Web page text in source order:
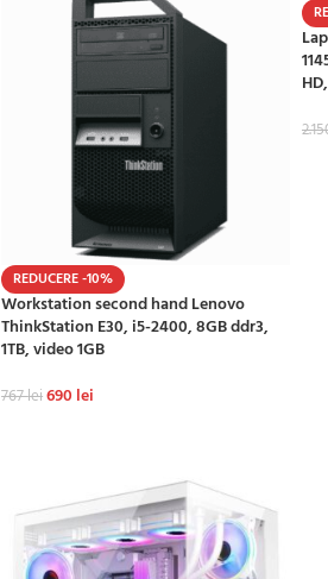
REDUCERE -10%
Workstation second hand Lenovo
ThinkStation E30, i5-2400, 8GB ddr3,
1TB, video 1GB
767lei690 lei